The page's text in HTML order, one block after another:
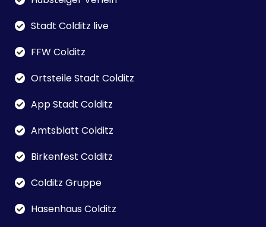
Stadt Colditz live
FFW Colditz
Ortsteile Stadt Colditz
App Stadt Colditz
Amtsblatt Colditz
Birkenfest Colditz
Colditz Gruppe
Hasenhaus Colditz